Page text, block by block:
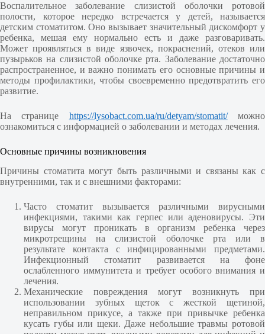
Воспалительное заболевание слизистой оболочки ротовой
полости, которое нередко встречается у детей, называется
детским стоматитом. Оно вызывает значительный дискомфорт у
ребенка, мешая ему нормально есть и даже разговаривать.
Может проявляться в виде язвочек, покраснений, отеков или
пузырьков на слизистой оболочке рта. Заболевание достаточно
распространенное, и важно понимать его основные причины и
методы профилактики, чтобы своевременно предотвратить его
развитие.
На странице https://lysobact.com.ua/ru/detyam/stomatit/можно
ознакомиться с информацией о заболевании и методах лечения.
Основные причины возникновения
Причины стоматита могут быть различными и связаны как с
внутренними, так и с внешними факторами:
Часто стоматит вызывается различными вирусными
инфекциями, такими как герпес или аденовирусы. Эти
вирусы могут проникать в организм ребенка через
микротрещины на слизистой оболочке рта или в
результате контакта с инфицированными предметами.
Инфекционный стоматит развивается на фоне
ослабленного иммунитета и требует особого внимания и
лечения.
Механические повреждения могут возникнуть при
использовании зубных щеток с жесткой щетиной,
неправильном прикусе, а также при привычке ребенка
кусать губы или щеки. Даже небольшие травмы ротовой